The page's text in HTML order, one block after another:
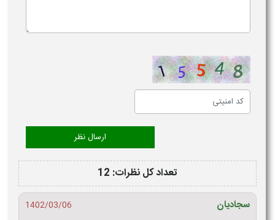
تعداد کل نظرات: 12
سجادیان
1402/03/06